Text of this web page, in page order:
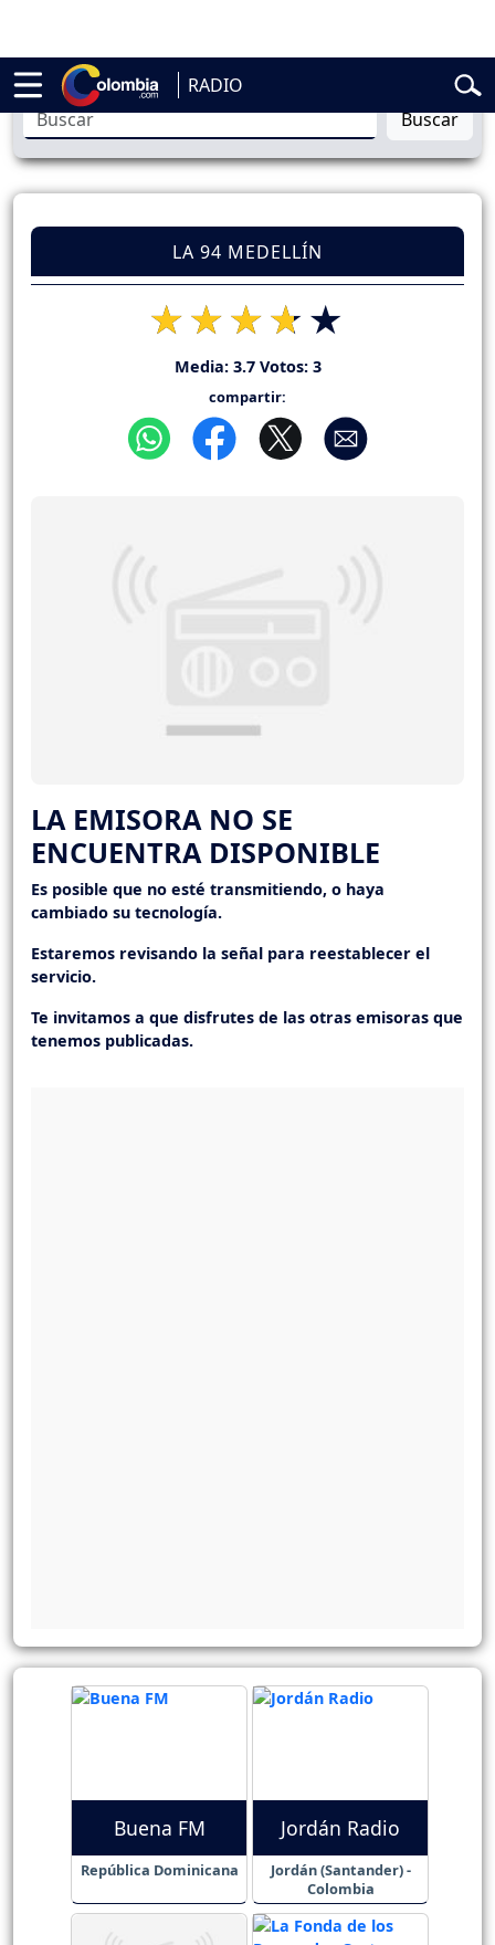
RADIO
de la Espriella Vuelta a Colombia
Buscar
LA 94 MEDELLÍN
Media: 3.7Votos: 3
compartir:
LA EMISORA NO SE
ENCUENTRA DISPONIBLE
Es posible que no esté transmitiendo, o haya
cambiado su tecnología.
Estaremos revisando la señal para reestablecer el
servicio.
Te invitamos a que disfrutes de las otras emisoras que
tenemos publicadas.
Buena FM
República Dominicana
Jordán Radio
Jordán (Santander) -
Colombia